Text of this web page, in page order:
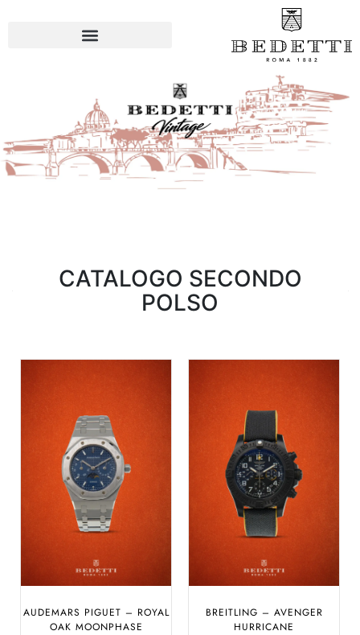
CATALOGO SECONDO
POLSO
AUDEMARS PIGUET – ROYAL
OAK MOONPHASE
BREITLING – AVENGER
HURRICANE